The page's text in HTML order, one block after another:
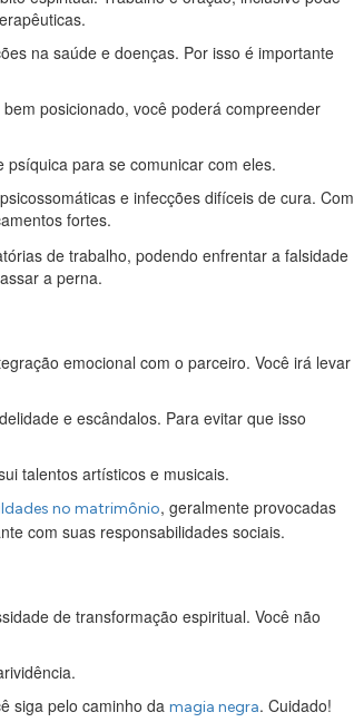
na saúde e doenças. Por isso é importante
posicionado, você poderá compreender
para se comunicar com eles.
e infecções difíceis de cura. Com
fortes.
de trabalho, podendo enfrentar a falsidade
a perna.
emocional com o parceiro. Você irá levar
e escândalos. Para evitar que isso
talentos artísticos e musicais.
no matrimônio, geralmente provocadas
com suas responsabilidades sociais.
de transformação espiritual. Você não
siga pelo caminho da magia negra. Cuidado!